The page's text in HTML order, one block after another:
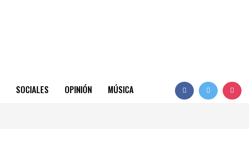
SOCIALES OPINIÓN MÚSICA